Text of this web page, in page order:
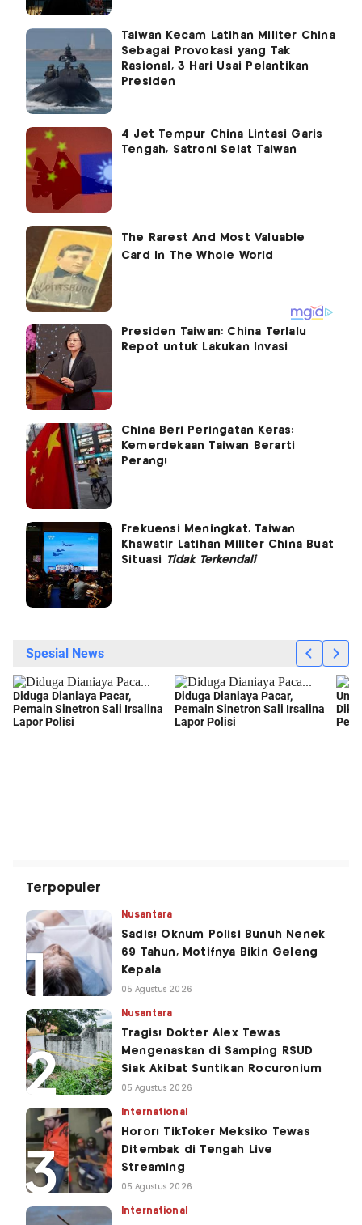
Taiwan Kecam Latihan Militer China
Sebagai Provokasi yang Tak
Rasional, 3 Hari Usai Pelantikan
Presiden
4 Jet Tempur China Lintasi Garis
Tengah, Satroni Selat Taiwan
Presiden Taiwan: China Terlalu
Repot untuk Lakukan Invasi
China Beri Peringatan Keras:
Kemerdekaan Taiwan Berarti
Perang!
Frekuensi Meningkat, Taiwan
Khawatir Latihan Militer China Buat
Situasi
Tidak Terkendali
Terpopuler
Nusantara
Sadis! Oknum Polisi Bunuh Nenek
69 Tahun, Motifnya Bikin Geleng
Kepala
05 Agustus 2026
Nusantara
Tragis! Dokter Alex Tewas
Mengenaskan di Samping RSUD
Siak Akibat Suntikan Rocuronium
05 Agustus 2026
International
Horor! TikToker Meksiko Tewas
Ditembak di Tengah Live
Streaming
05 Agustus 2026
International